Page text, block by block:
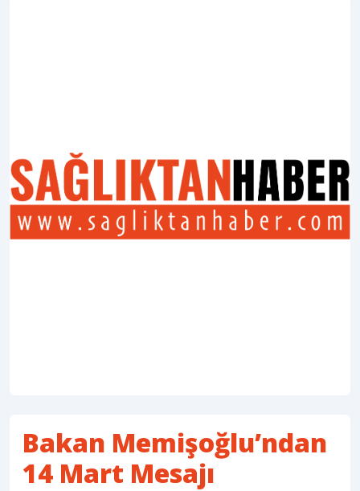
Bakan Memişoğlu’ndan
14 Mart Mesajı